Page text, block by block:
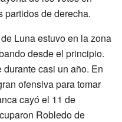
partidos de derecha.
Luna estuvo en la zona
desde el principio.
casi un año. En
ofensiva para tomar
cayó el 11 de
Robledo de